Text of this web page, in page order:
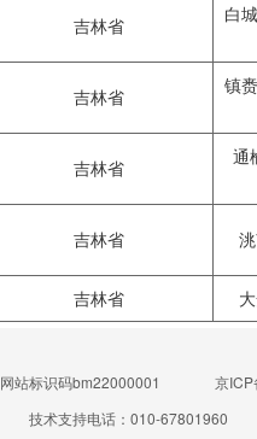
吉林省 白
吉林省 镇
吉林省 通
吉林省
吉林省
网站标识码bm22000001
京
技术支持电话：010-67801960